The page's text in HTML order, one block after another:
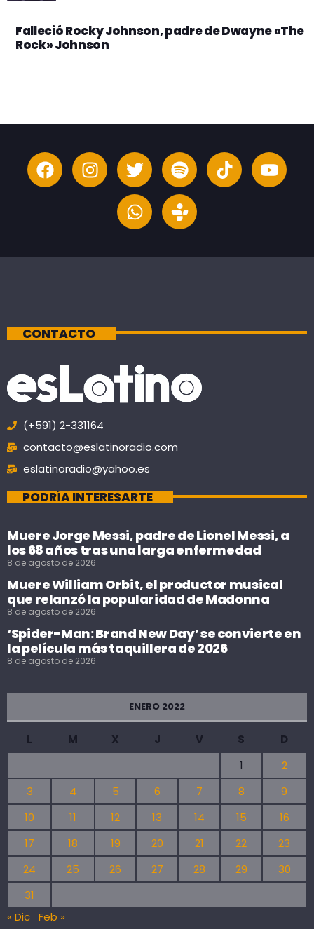
Falleció Rocky Johnson, padre de Dwayne «The
Rock» Johnson
CONTACTO
(+591) 2-331164
contacto@eslatinoradio.com
eslatinoradio@yahoo.es
PODRÍA INTERESARTE
Muere Jorge Messi, padre de Lionel Messi, a
los 68 años tras una larga enfermedad
8 de agosto de 2026
Muere William Orbit, el productor musical
que relanzó la popularidad de Madonna
8 de agosto de 2026
‘Spider-Man: Brand New Day’ se convierte en
la película más taquillera de 2026
8 de agosto de 2026
ENERO 2022
L M X J V S
D
1
2
3
4 5 6 7 8
9
10
11 12 13 14 15
16
17
18 19 20 21 22
23
24
25 26 27 28 29
30
31
« Dic Feb »